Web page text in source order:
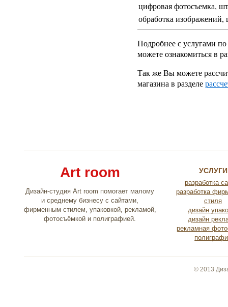
цифровая фотосъемка, шт
обработка изображений,
Подробнее с услугами
можете ознакомиться в
Так же Вы можете
магазина в разделе
Art room
Дизайн-студия Art room помогает малому
и среднему бизнесу с сайтами,
фирменным стилем, упаковкой, рекламой,
фотосъёмкой и полиграфией.
УСЛУГИ
разработка
разработка
стиля
дизайн
дизайн
рекламная
© 2013